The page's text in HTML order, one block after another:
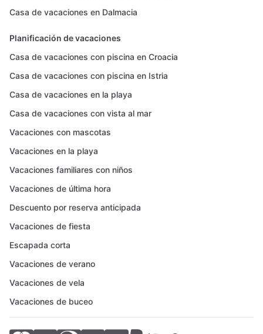
Casa de vacaciones en Dalmacia
Planificación de vacaciones
Casa de vacaciones con piscina en Croacia
Casa de vacaciones con piscina en Istria
Casa de vacaciones en la playa
Casa de vacaciones con vista al mar
Vacaciones con mascotas
Vacaciones en la playa
Vacaciones familiares con niños
Vacaciones de última hora
Descuento por reserva anticipada
Vacaciones de fiesta
Escapada corta
Vacaciones de verano
Vacaciones de vela
Vacaciones de buceo